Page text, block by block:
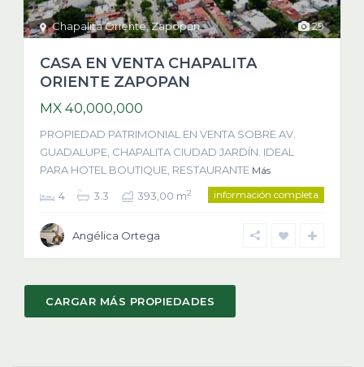
29
Chapalita Oriente,Zapopan
CASA EN VENTA CHAPALITA
ORIENTE ZAPOPAN
MX 40,000,000
PROPIEDAD PATRIMONIAL EN VENTA SOBRE AV.
GUADALUPE, CHAPALITA CIUDAD JARDÍN. IDEAL
PARA HOTEL BOUTIQUE, RESTAURANTE Más
4 3.3 393,00 m2 información completa
Angélica Ortega